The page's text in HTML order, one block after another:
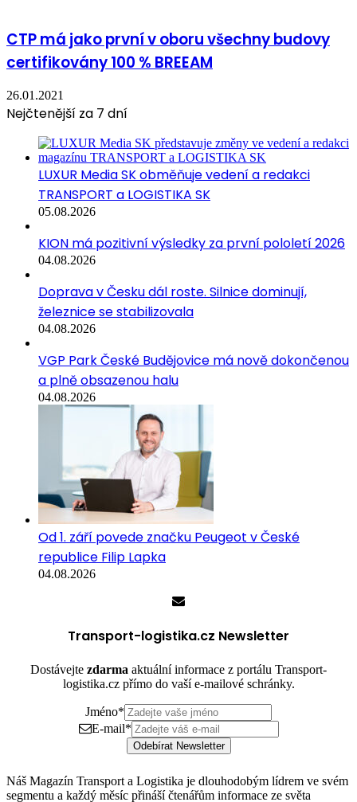
CTP má jako první v oboru všechny budovy
certifikovány 100 % BREEAM
26.01.2021
Nejčtenější za 7 dní
LUXUR Media SK obměňuje vedení a redakci
TRANSPORT a LOGISTIKA SK
05.08.2026
KION má pozitivní výsledky za první pololetí 2026
04.08.2026
Doprava v Česku dál roste. Silnice dominují,
železnice se stabilizovala
04.08.2026
VGP Park České Budějovice má nově dokončenou
a plně obsazenou halu
04.08.2026
Od 1. září povede značku Peugeot v České
republice Filip Lapka
04.08.2026
Transport-logistika.cz Newsletter
Dostávejte zdarma aktuální informace z portálu Transport-
logistika.cz přímo do vaší e-mailové schránky.
Jméno*
E-mail*
Odebírat Newsletter
Náš Magazín Transport a Logistika je dlouhodobým lídrem ve svém
segmentu a každý měsíc přináší čtenářům informace ze světa